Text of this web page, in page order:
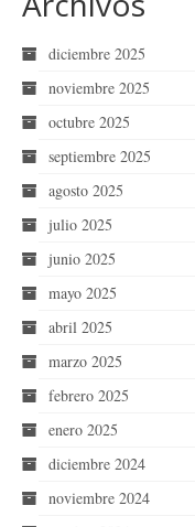
diciembre 2025
noviembre 2025
octubre 2025
septiembre 2025
agosto 2025
julio 2025
junio 2025
mayo 2025
abril 2025
marzo 2025
febrero 2025
enero 2025
diciembre 2024
noviembre 2024